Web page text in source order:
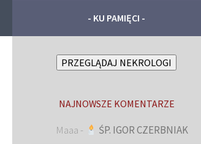
- KU PAMIĘCI -
PRZEGLĄDAJ NEKROLOGI
NAJNOWSZE KOMENTARZE
Maaa - ŚP. IGOR CZERBNIAK